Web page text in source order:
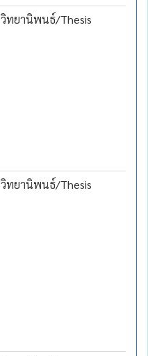
วิทยานิพนธ์/Thesis
วิทยานิพนธ์/Thesis